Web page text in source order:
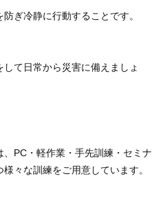
ぎ冷静に行動することです。
て日常から災害に備えましょ
、PC・軽作業・手先訓練・セミナ
々な訓練をご用意しています。